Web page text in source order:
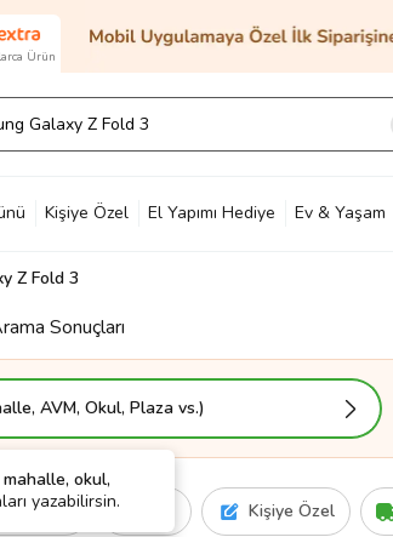
Ürün
Kişiye Özel El Yapımı Hediye Ev & Yaşam
Yapı Market & Bahçe
Z Fold 3
Sonuçları
AVM, Okul, Plaza vs.)
mahalle, okul,
yazabilirsin.Fiyat Kişiye Özel